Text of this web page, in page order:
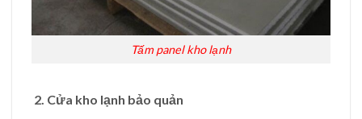
Tấm panel kho lạnh
2. Cửa kho lạnh bảo quản